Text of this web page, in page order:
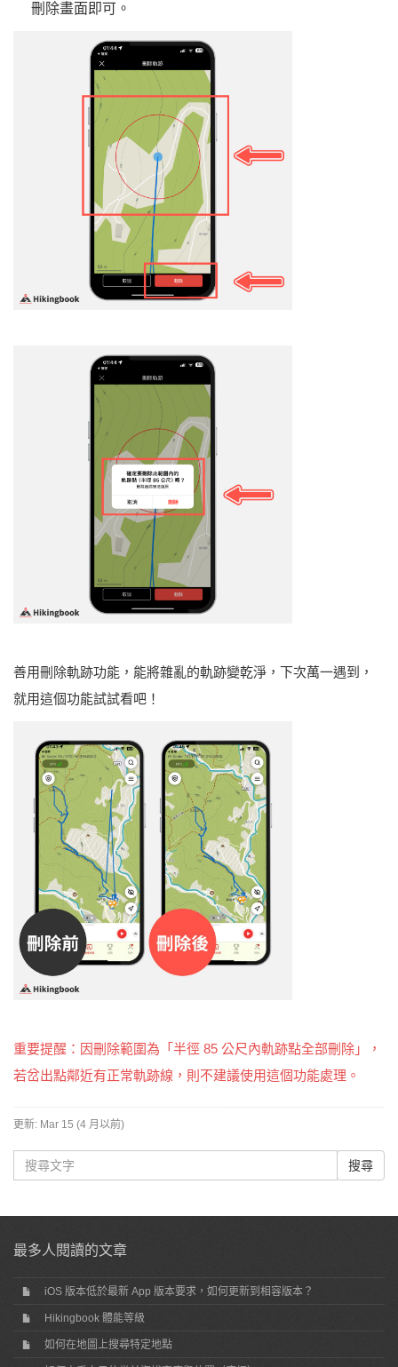
刪除畫面即可。
善用刪除軌跡功能，能將雜亂的軌跡變乾淨，下次萬一遇到，
就用這個功能試試看吧！
重要提醒：因刪除範圍為「半徑 85 公尺內軌跡點全部刪除」，
若岔出點鄰近有正常軌跡線，則不建議使用這個功能處理。
更新: Mar 15 (4 月以前)
最多人閱讀的文章
iOS 版本低於最新 App 版本要求，如何更新到相容版本？
Hikingbook 體能等級
如何在地圖上搜尋特定地點